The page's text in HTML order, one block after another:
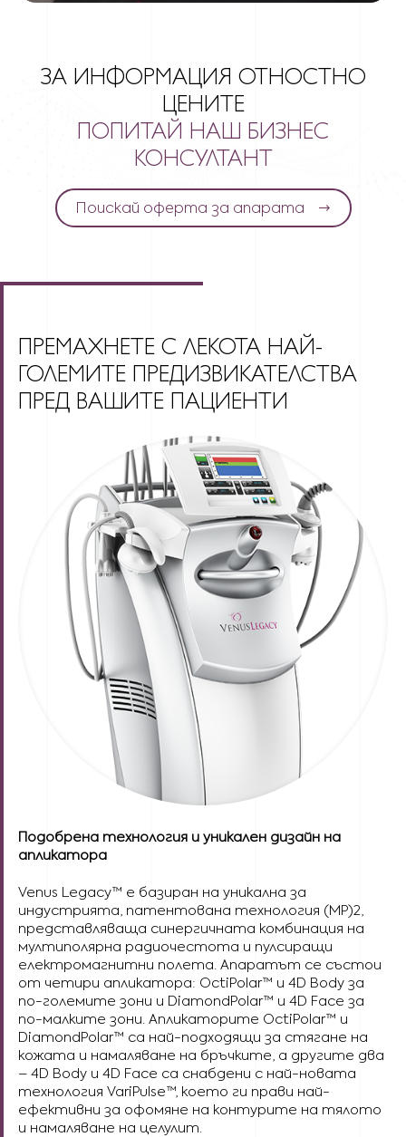
ЗА ИНФОРМАЦИЯ ОТНОСТНО
ЦЕНИТЕ
ПОПИТАЙ НАШ БИЗНЕС
КОНСУЛТАНТ
Поискай оферта за апарата
ПРЕМАХНЕТЕ С ЛЕКОТА НАЙ-
ГОЛЕМИТЕ ПРЕДИЗВИКАТЕЛСТВА
ПРЕД ВАШИТЕ ПАЦИЕНТИ
Подобрена технология и уникален дизайн на
апликатора
Venus Legacy™ е базиран на уникална за
индустрията, патентована технология (MP)2,
представляваща синергичната комбинация на
мултиполярна радиочестота и пулсиращи
електромагнитни полета. Апаратът се състои
от четири апликатора: OctiPolar™ и 4D Body за
по-големите зони и DiamondPolar™ и 4D Face за
по-малките зони. Апликаторите OctiPolar™ и
DiamondPolar™ са най-подходящи за стягане на
кожата и намаляване на бръчките, а другите два
– 4D Body и 4D Face са снабдени с най-новата
технология VariPulse™, което ги прави най-
ефективни за офомяне на контурите на тялото
и намаляване на целулит.